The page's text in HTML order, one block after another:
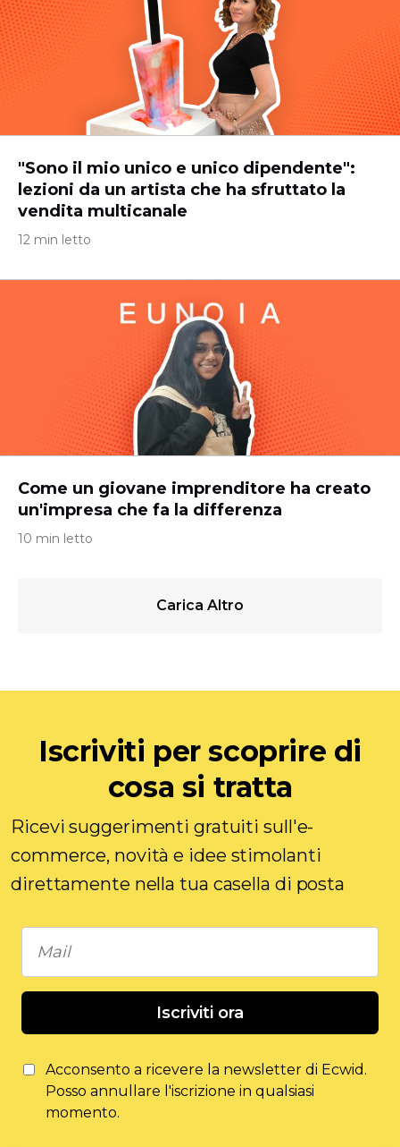
"Sono il mio unico e unico dipendente":
lezioni da un artista che ha sfruttato la
vendita multicanale
12 min letto
Come un giovane imprenditore ha creato
un'impresa che fa la differenza
10 min letto
Carica Altro
Iscriviti per scoprire di
cosa si tratta
Ricevi suggerimenti gratuiti sull'e-
commerce, novità e idee stimolanti
direttamente nella tua casella di posta
Iscriviti ora
Acconsento a ricevere la newsletter di Ecwid.
Posso annullare l'iscrizione in qualsiasi
momento.